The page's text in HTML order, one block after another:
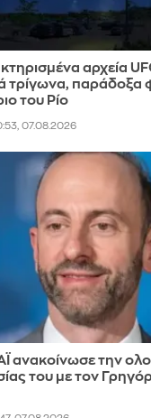
αρχεία
τρίγωνα, παράδοξα
του Ρίο
07.08.2026
ανακοίνωσε την
του με τον